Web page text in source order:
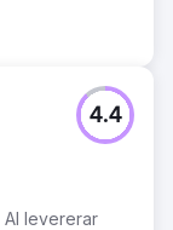
AI levererar
4.4